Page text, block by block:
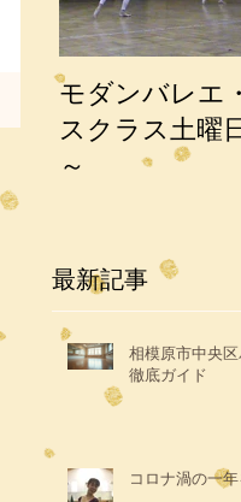
モダンバレエ
スクラス土曜
～
最新記事
相模原市中央
徹底ガイド
コロナ渦の一